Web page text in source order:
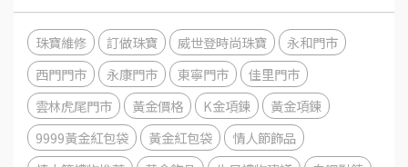
珠寶維修 訂做珠寶 威世登時尚珠寶
永和門市
西門門市
永康門市 東寧門市
佳里門市
雲林虎尾門市
黃金價格 K金項鍊
黃金項鍊
9999黃金紅包袋
黃金紅包袋
情人節飾品